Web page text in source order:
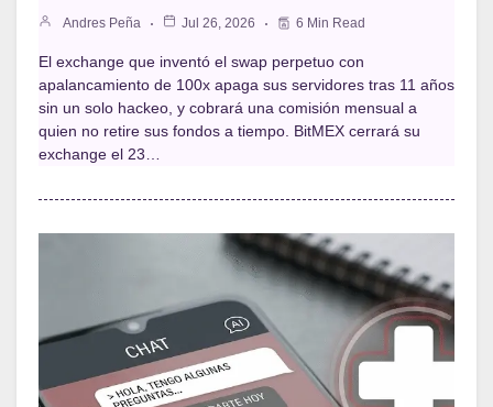
Andres Peña Jul 26, 2026 6 Min Read
El exchange que inventó el swap perpetuo con
apalancamiento de 100x apaga sus servidores tras 11 años
sin un solo hackeo, y cobrará una comisión mensual a
quien no retire sus fondos a tiempo. BitMEX cerrará su
exchange el 23…